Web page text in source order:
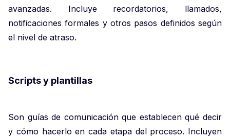
avanzadas. Incluye recordatorios, llamados,
notificaciones formales y otros pasos definidos según
el nivel de atraso.
Scripts y plantillas
Son guías de comunicación que establecen qué decir
y cómo hacerlo en cada etapa del proceso. Incluyen